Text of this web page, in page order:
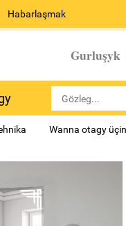
Habarlaşmak
Wanna otagy